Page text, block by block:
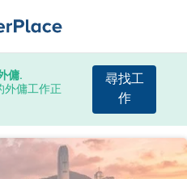
傭.
外傭工作正
尋找工
作